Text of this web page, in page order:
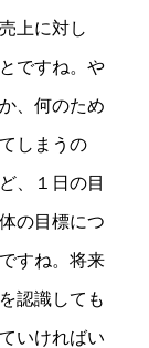
上に対し
ですね。や
、何のため
しまうの
、１日の目
の目標につ
すね。将来
認識しても
いければい